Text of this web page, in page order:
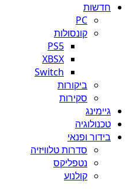
חדשות
PC
קונסולות
PS5
XBSX
Switch
ביקורות
סקירות
גיימינג
טכנולוגיה
בידור ופנאי
סדרות טלוויזיה
נטפליקס
קולנוע